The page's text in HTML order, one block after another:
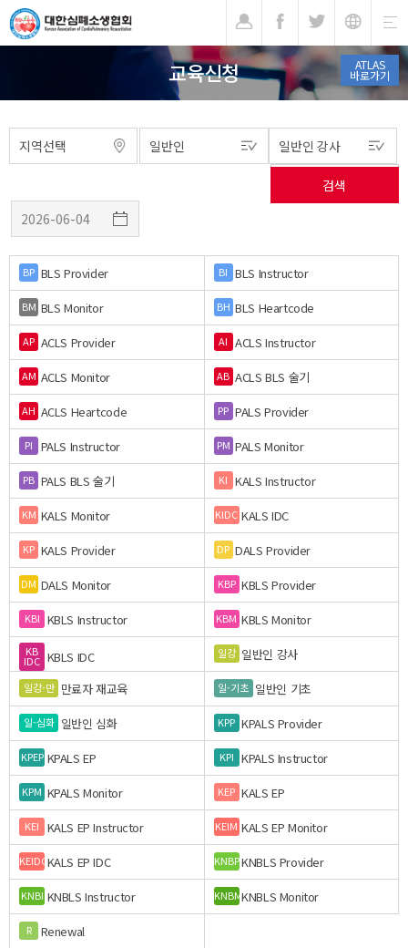
ATLAS
바로가기
교육신청
BP BLS Provider BI BLS Instructor
BM BLS Monitor BH BLS Heartcode
AP ACLS Provider AI ACLS Instructor
AM ACLS Monitor AB ACLS BLS 술기
AH ACLS Heartcode PP PALS Provider
PI PALS Instructor PM PALS Monitor
PB PALS BLS 술기 KI KALS Instructor
KM KALS Monitor KIDC KALS IDC
KP KALS Provider DP DALS Provider
DM DALS Monitor KBP KBLS Provider
KBI KBLS Instructor KBM KBLS Monitor
KB
IDC KBLS IDC 일강 일반인 강사
일강-만 만료자 재교육 일-기초 일반인 기초
일-심화 일반인 심화 KPP KPALS Provider
KPEP KPALS EP KPI KPALS Instructor
KPM KPALS Monitor KEP KALS EP
KEI KALS EP Instructor KEIM KALS EP Monitor
KEIDCKALS EP IDC KNBPKNBLS Provider
KNBI KNBLS Instructor KNBMKNBLS Monitor
R Renewal